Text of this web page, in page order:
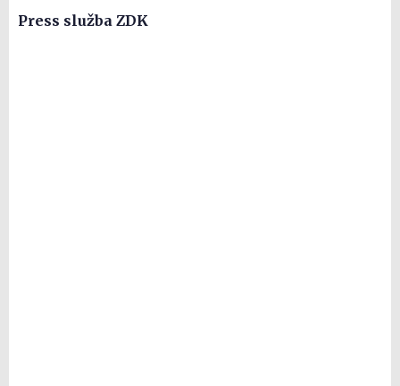
Press služba ZDK